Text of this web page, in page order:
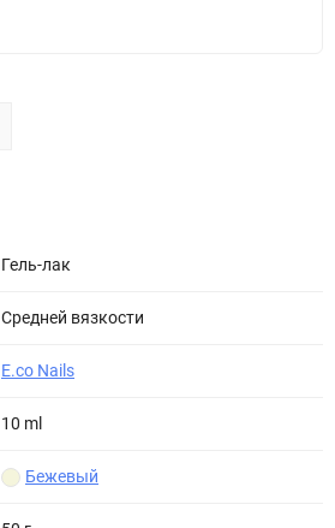
Гель-лак
Средней вязкости
E.co Nails
10 ml
Бежевый